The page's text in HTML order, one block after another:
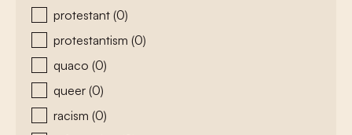
protestant (0)
protestantism (0)
quaco (0)
queer (0)
racism (0)